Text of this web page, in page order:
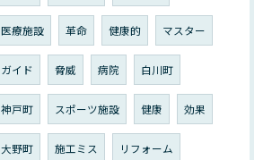
医療施設 革命 健康的 マスター
ガイド 脅威 病院 白川町
神戸町 スポーツ施設 健康 効果
大野町 施工ミス リフォーム